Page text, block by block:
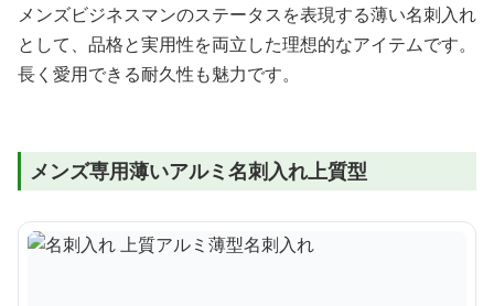
メンズビジネスマンのステータスを表現する薄い名刺入れ
として、品格と実用性を両立した理想的なアイテムです。
長く愛用できる耐久性も魅力です。
メンズ専用薄いアルミ名刺入れ上質型